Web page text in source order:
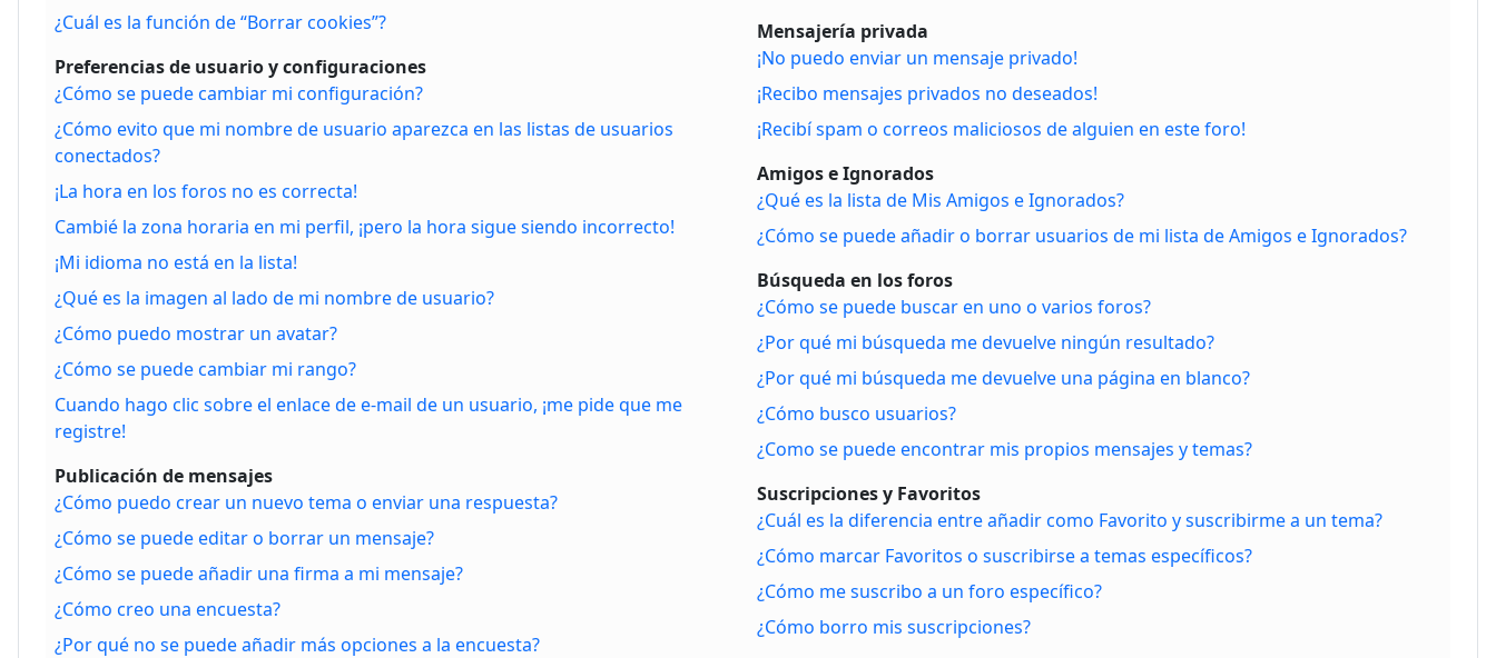
¿Cuál es la función de “Borrar cookies”?
Preferencias de usuario y configuraciones
¿Cómo se puede cambiar mi configuración?
¿Cómo evito que mi nombre de usuario aparezca en las listas de usuarios
conectados?
¡La hora en los foros no es correcta!
Cambié la zona horaria en mi perfil, ¡pero la hora sigue siendo incorrecto!
¡Mi idioma no está en la lista!
¿Qué es la imagen al lado de mi nombre de usuario?
¿Cómo puedo mostrar un avatar?
¿Cómo se puede cambiar mi rango?
Cuando hago clic sobre el enlace de e-mail de un usuario, ¡me pide que me
registre!
Publicación de mensajes
¿Cómo puedo crear un nuevo tema o enviar una respuesta?
¿Cómo se puede editar o borrar un mensaje?
¿Cómo se puede añadir una firma a mi mensaje?
¿Cómo creo una encuesta?
¿Por qué no se puede añadir más opciones a la encuesta?
Mensajería privada
¡No puedo enviar un mensaje privado!
¡Recibo mensajes privados no deseados!
¡Recibí spam o correos maliciosos de alguien en este foro!
Amigos e Ignorados
¿Qué es la lista de Mis Amigos e Ignorados?
¿Cómo se puede añadir o borrar usuarios de mi lista de Amigos e Ignorados?
Búsqueda en los foros
¿Cómo se puede buscar en uno o varios foros?
¿Por qué mi búsqueda me devuelve ningún resultado?
¿Por qué mi búsqueda me devuelve una página en blanco?
¿Cómo busco usuarios?
¿Como se puede encontrar mis propios mensajes y temas?
Suscripciones y Favoritos
¿Cuál es la diferencia entre añadir como Favorito y suscribirme a un tema?
¿Cómo marcar Favoritos o suscribirse a temas específicos?
¿Cómo me suscribo a un foro específico?
¿Cómo borro mis suscripciones?